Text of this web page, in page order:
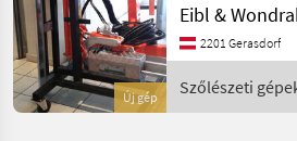
Ero
Binger
Pellenc Új gép
Tragerahmen mit
Seiten-,
Anbaurahmen für
Fronthydra
Eibl &
2201 Gerasdorf
Szőlészeti
Rinieri